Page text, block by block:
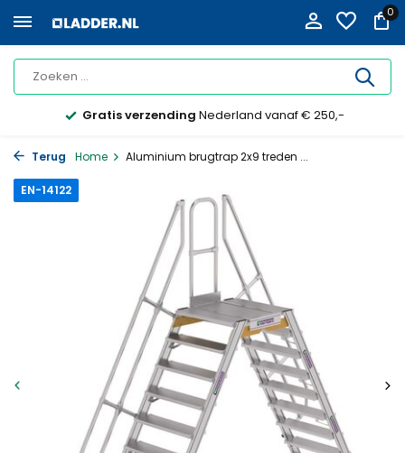
0
Gratis verzending Nederland vanaf € 250,-
Terug Home Aluminium brugtrap 2x9 treden ...
EN-14122